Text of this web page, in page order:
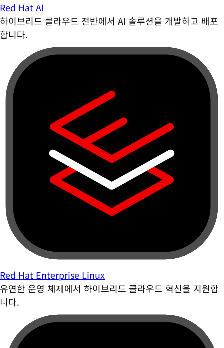
Red Hat AI
하이브리드 클라우드 전반에서 AI 솔루션을 개발하고 배포
합니다.
Red Hat Enterprise Linux
유연한 운영 체제에서 하이브리드 클라우드 혁신을 지원합
니다.